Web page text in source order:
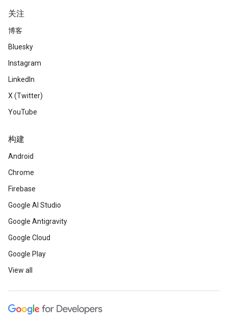
关注
博客
Bluesky
Instagram
LinkedIn
X (Twitter)
YouTube
构建
Android
Chrome
Firebase
Google AI Studio
Google Antigravity
Google Cloud
Google Play
View all